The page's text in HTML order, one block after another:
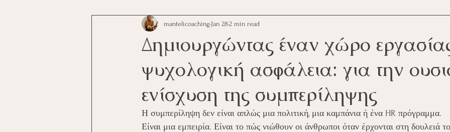
Diplomas and Certificates
Δημιουργώντας έναν χώρο
ψυχολογική ασφάλεια: για την
ενίσχυση της συμπερίληψης
mantelicoaching Jan 282 min read
Η συμπερίληψη δεν είναι απλώς μια πολιτική, μια καμπάνια ή ένα HR πρόγραμμα.
Είναι μια εμπειρία. Είναι το πώς νιώθουν οι άνθρωποι όταν έρχονται στη δουλειά